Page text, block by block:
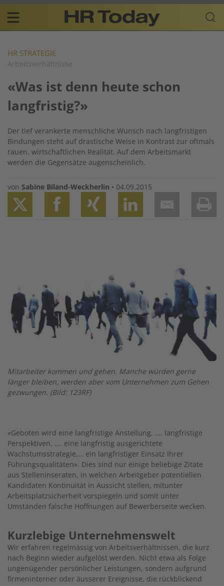
Skip
content
Plattform
für
Resources
navigation
DE
HR STRATEGIE
Arbeitsverhältnisse
«Was ist denn heute schon
langfristig?»
Der tief verankerte menschliche Wunsch nach langfristigen
Bindungen steht auf drastische Weise in Kontrast zur oftmals
rauen, wirtschaftlichen Realität. Auf dem Arbeitsmarkt
werden die Gegensätze augenscheinlich.
von Sabine Biland-Weckherlin • 04.09.2015
Mitarbeiter kommen und gehen. Manche würden gerne
länger bleiben, werden aber vom Unternehmen zum Gehen
gezwungen. (Bild: 123RF)
«Geboten wird eine langfristige Anstellung, …. langfristige
Perspektiven, …. eine langfristig ausgerichtete
Wachstumsstrategie,… ein langfristiger Einsatz Ihrer
Führungsqualitäten». Dies sind nur einige beliebige Zitate
aus Stelleninseraten, in welchen Arbeitgeber potentiellen
Kandidaten Kontinuität in Aussicht stellen, mitunter
Arbeitsplatzsicherheit vorspiegeln und somit unter
Umständen falsche Hoffnungen auf Bewerberseite wecken.
Kurzlebige Unternehmenswelt
Wir erfahren regelmässig von Arbeitsverhältnissen, die kurz
nach Beginn wieder aufgelöst werden. Nicht etwa als Folge
ungenügender persönlicher Leistungen, sondern aufgrund
firmeninterner oder äusserer Ereignisse, die rückblickend